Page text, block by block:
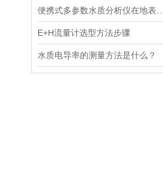
E+H流量计选型方法步骤
水质电导率的测量方法是什么？